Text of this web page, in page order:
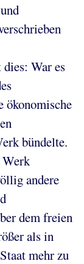
War es
ökonomische
bündelte.
Werk
andere
dem freien
als in
mehr zu